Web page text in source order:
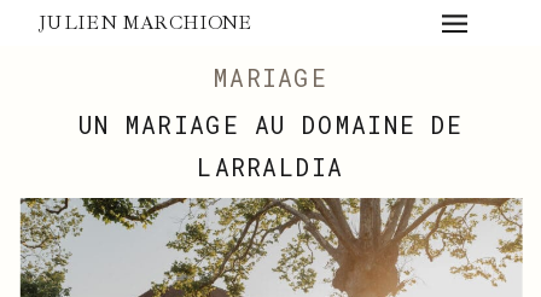
JULIEN MARCHIONE
UN MARIAGE AU DOMAINE DE
LARRALDIA
MARIAGE